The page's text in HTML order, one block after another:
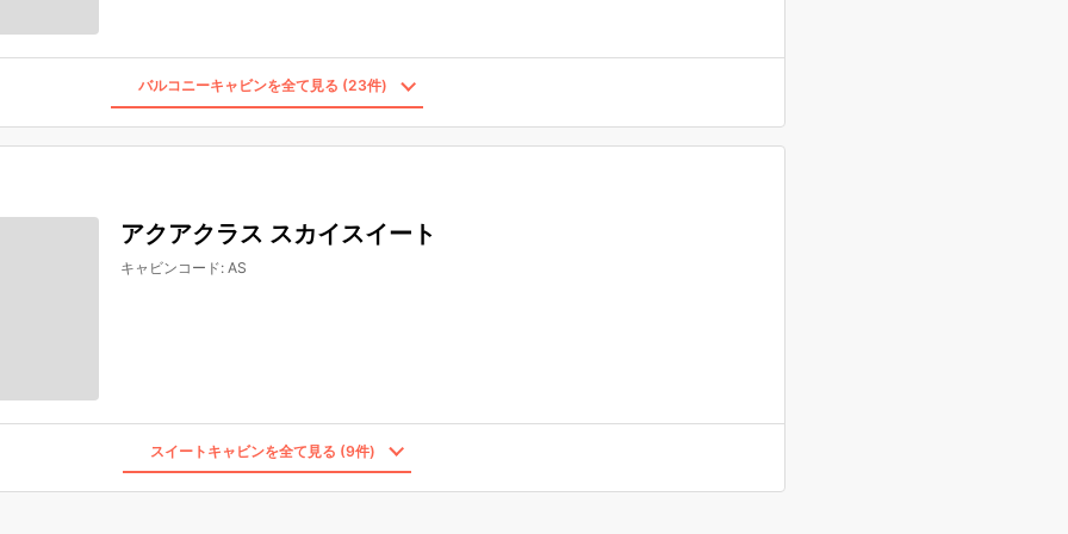
バルコニーキャビンを全て見る (23件)
アクアクラス スカイスイート
キャビンコード:AS
スイートキャビンを全て見る (9件)